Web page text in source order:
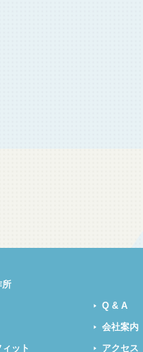
所
ット
Q & A
会社案内
アクセス